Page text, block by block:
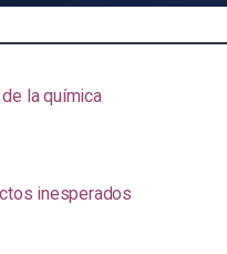
la química
inesperados